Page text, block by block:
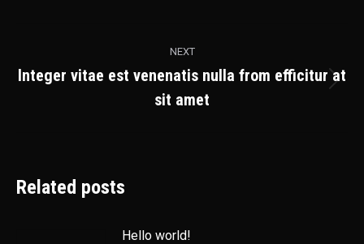
navigation
NEXT
post:
Integer vitae est venenatis nulla from efficitur at
sit amet
Related posts
Hello world!